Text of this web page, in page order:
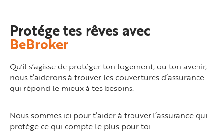
Protége tes rêves avec
BeBroker
Qu’il s’agisse de protéger ton logement, ou ton avenir,
nous t’aiderons à trouver les couvertures d’assurance
qui répond le mieux à tes besoins.
Nous sommes ici pour t’aider à trouver l’assurance qui
protège ce qui compte le plus pour toi.